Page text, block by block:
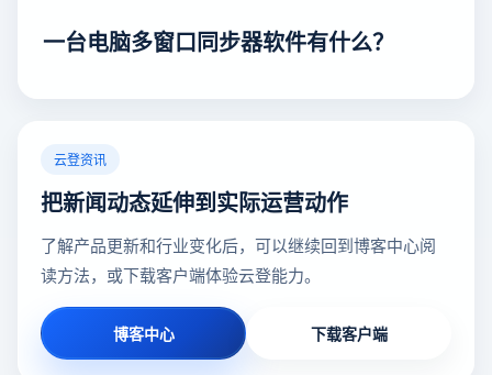
一台电脑多窗口同步器软件有什么？
云登资讯
把新闻动态延伸到实际运营动作
了解产品更新和行业变化后，可以继续回到博客中心阅
读方法，或下载客户端体验云登能力。
博客中心 下载客户端